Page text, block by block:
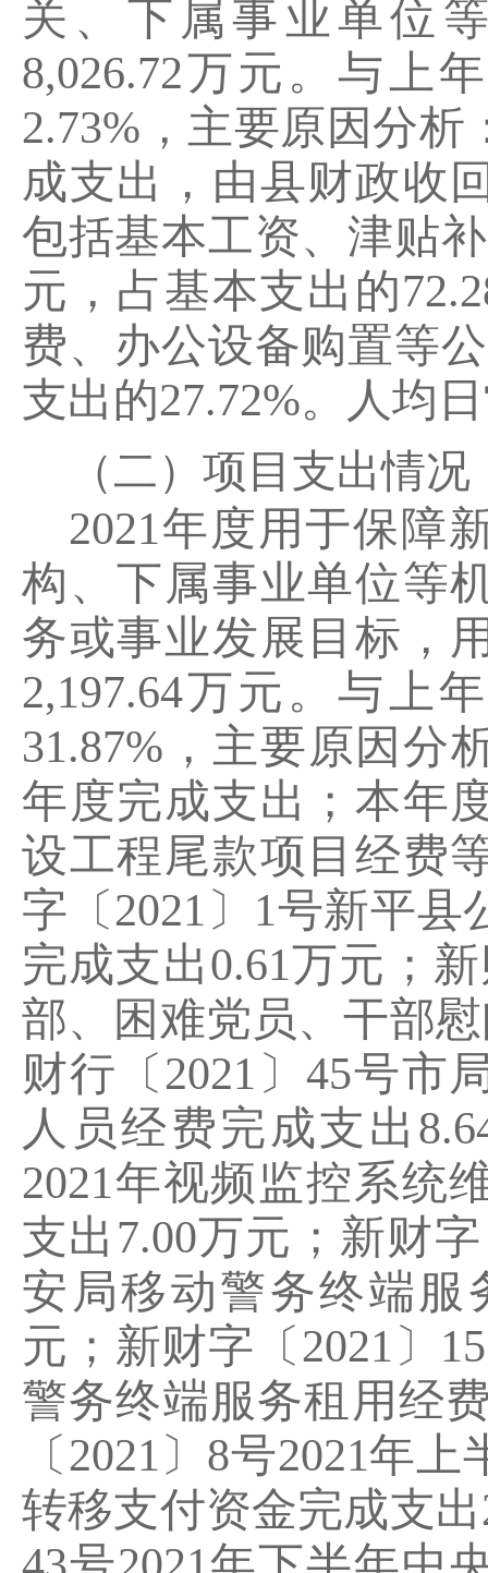
关、下属事业单位
8,026.72万元。与上
2.73%，主要原因分
成支出，由县财政收
包括基本工资、津贴
元，占基本支出的
费、办公设备购置等
支出的27.72%。人均
（二）项目支出情况
2021年度用于保障
构、下属事业单位等
务或事业发展目标，
2,197.64万元。与上
31.87%，主要原因分
年度完成支出；本年
设工程尾款项目经费
字〔2021 〕 1号新平县
完成支出0.61万元；
部、困难党员、干部
财行〔 2021 〕45号市
人员经费完成支出
2021年视频监控系统
支出 7.00万元；新财
安局移动警务终端
元；新财字〔 2021 〕
警务终端服务租用经
〔 2021 〕 8号2021年上
转移支付资金完成支出